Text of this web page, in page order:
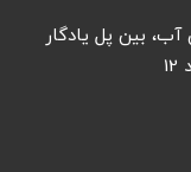
بین پل یادگار